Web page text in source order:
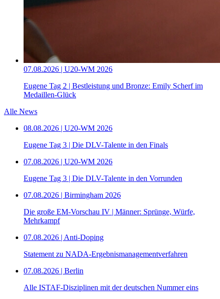
07.08.2026 | U20-WM 2026
Eugene Tag 2 | Bestleistung und Bronze: Emily Scherf im
Medaillen-Glück
Alle News
08.08.2026 | U20-WM 2026
Eugene Tag 3 | Die DLV-Talente in den Finals
07.08.2026 | U20-WM 2026
Eugene Tag 3 | Die DLV-Talente in den Vorrunden
07.08.2026 | Birmingham 2026
Die große EM-Vorschau IV | Männer: Sprünge, Würfe,
Mehrkampf
07.08.2026 | Anti-Doping
Statement zu NADA-Ergebnismanagementverfahren
07.08.2026 | Berlin
Alle ISTAF-Disziplinen mit der deutschen Nummer eins